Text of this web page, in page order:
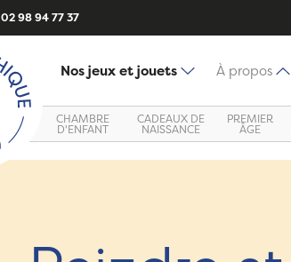
02 98 94 77 37
Nos jeux et jouets À propos
CHAMBRE
D'ENFANT
CADEAUX DE
NAISSANCE
PREMIER
ÂGE